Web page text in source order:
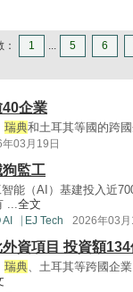
1 ... 5 6
企業
瑞典和土耳其等國的跨
03月19日
監工
能（AI）基建投入近
...全文
AI⎹ EJ Tech 2026年03月
資項目 投資額
瑞典、土耳其等跨國企